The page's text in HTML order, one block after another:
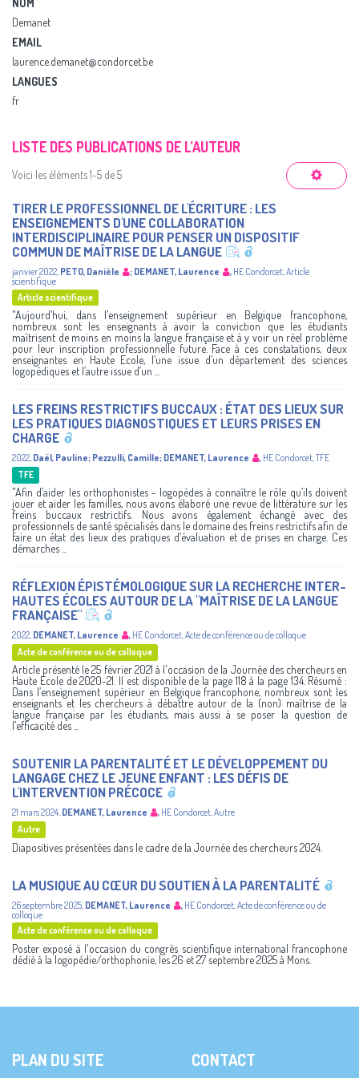
NOM
Demanet
EMAIL
laurence.demanet@condorcet.be
LANGUES
fr
LISTE DES PUBLICATIONS DE L’AUTEUR
Voici les éléments 1-5 de 5
TIRER LE PROFESSIONNEL DE L'ÉCRITURE : LES
ENSEIGNEMENTS D'UNE COLLABORATION
INTERDISCIPLINAIRE POUR PENSER UN DISPOSITIF
COMMUN DE MAÎTRISE DE LA LANGUE
janvier 2022, PETO, Danièle ; DEMANET, Laurence , HE Condorcet,Article
scientifique
Article scientifique
"Aujourd’hui, dans l’enseignement supérieur en Belgique francophone,
nombreux sont les enseignants à avoir la conviction que les étudiants
maîtrisent de moins en moins la langue française et à y voir un réel problème
pour leur inscription professionnelle future. Face à ces constatations, deux
enseignantes en Haute Ecole, l’une issue d’un département des sciences
logopédiques et l’autre issue d’un ...
LES FREINS RESTRICTIFS BUCCAUX : ÉTAT DES LIEUX SUR
LES PRATIQUES DIAGNOSTIQUES ET LEURS PRISES EN
CHARGE
2022, Daël, Pauline; Pezzulli, Camille; DEMANET, Laurence , HE Condorcet,TFE
TFE
"Afin d’aider les orthophonistes - logopèdes à connaître le rôle qu’ils doivent
jouer et aider les familles, nous avons élaboré une revue de littérature sur les
freins buccaux restrictifs. Nous avons également échangé avec des
professionnels de santé spécialisés dans le domaine des freins restrictifs afin de
faire un état des lieux des pratiques d’évaluation et de prises en charge. Ces
démarches ...
RÉFLEXION ÉPISTÉMOLOGIQUE SUR LA RECHERCHE INTER-
HAUTES ÉCOLES AUTOUR DE LA "MAÎTRISE DE LA LANGUE
FRANÇAISE"
2022, DEMANET, Laurence , HE Condorcet,Acte de conférence ou de colloque
Acte de conférence ou de colloque
Article présenté le 25 février 2021 à l'occasion de la Journée des chercheurs en
Haute Ecole de 2020-21. Il est disponible de la page 118 à la page 134. Résumé :
Dans l’enseignement supérieur en Belgique francophone, nombreux sont les
enseignants et les chercheurs à débattre autour de la (non) maîtrise de la
langue française par les étudiants, mais aussi à se poser la question de
l’efficacité des ...
SOUTENIR LA PARENTALITÉ ET LE DÉVELOPPEMENT DU
LANGAGE CHEZ LE JEUNE ENFANT : LES DÉFIS DE
L'INTERVENTION PRÉCOCE
21 mars 2024, DEMANET, Laurence , HE Condorcet,Autre
Autre
Diapositives présentées dans le cadre de la Journée des chercheurs 2024.
LA MUSIQUE AU CŒUR DU SOUTIEN À LA PARENTALITÉ
26 septembre 2025 DEMANET, Laurence , HE Condorcet Acte de conférence ou de
colloque
Acte de conférence ou de colloque
Poster exposé à l'occasion du congrès scientifique international francophone
dédié à la logopédie/orthophonie, les 26 et 27 septembre 2025 à Mons.
PLAN DU SITE CONTACT